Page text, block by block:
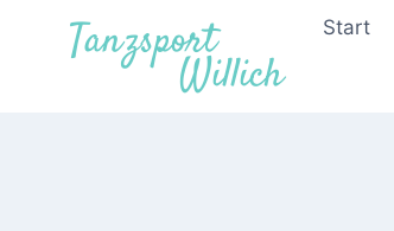
Start